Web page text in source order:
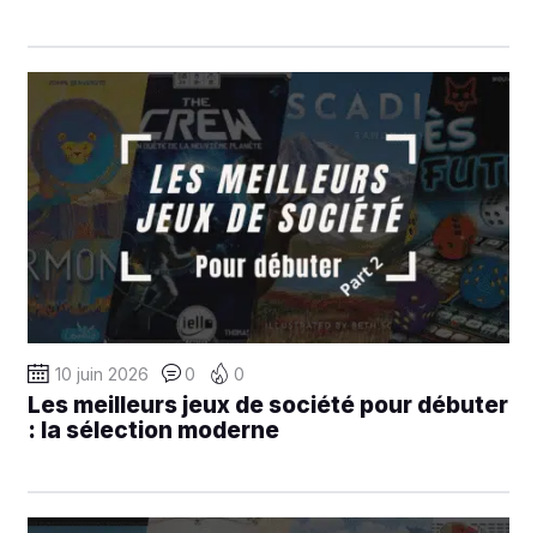
10 juin 2026 0 0
Les meilleurs jeux de société pour débuter
: la sélection moderne